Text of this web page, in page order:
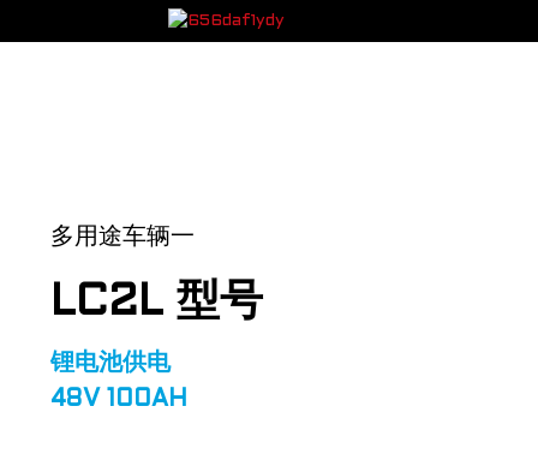
多用途车辆一
LC2L 型号
锂电池供电
48V 100AH